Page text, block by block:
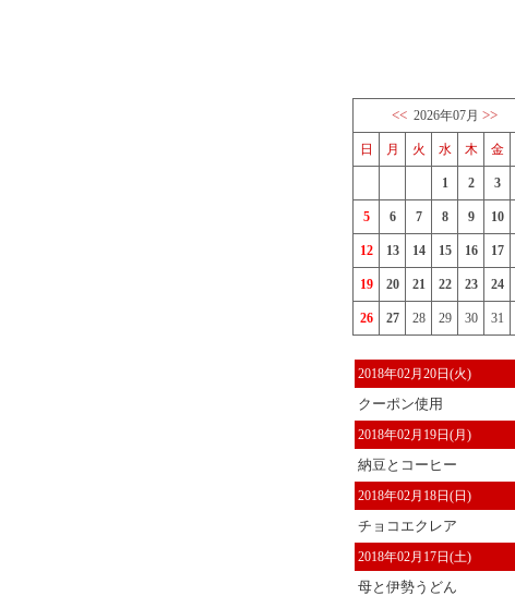
<< 2026年07月 >>
日 月 火 水 木 金
1 2 3
5 6 7 8 9 10
12 13 14 15 16 17
19 20 21 22 23 24
26 27 28 29 30 31
2018年02月20日(火)
クーポン使用
2018年02月19日(月)
納豆とコーヒー
2018年02月18日(日)
チョコエクレア
2018年02月17日(土)
母と伊勢うどん